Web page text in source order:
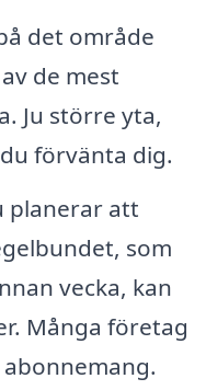
det område
de mest
Ju större yta,
förvänta dig.
planerar att
som
vecka, kan
Många företag